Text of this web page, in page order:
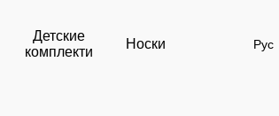
Детские
комплекти
Носки Рус